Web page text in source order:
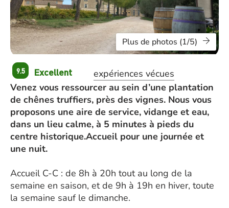
Plus de photos (1/5)
9.5 Excellent
expériences vécues
Venez vous ressourcer au sein d’une plantation
de chênes truffiers, près des vignes. Nous vous
proposons une aire de service, vidange et eau,
dans un lieu calme, à 5 minutes à pieds du
centre historique.Accueil pour une journée et
une nuit.
Accueil C-C : de 8h à 20h tout au long de la
semaine en saison, et de 9h à 19h en hiver, toute
la semaine sauf le dimanche.